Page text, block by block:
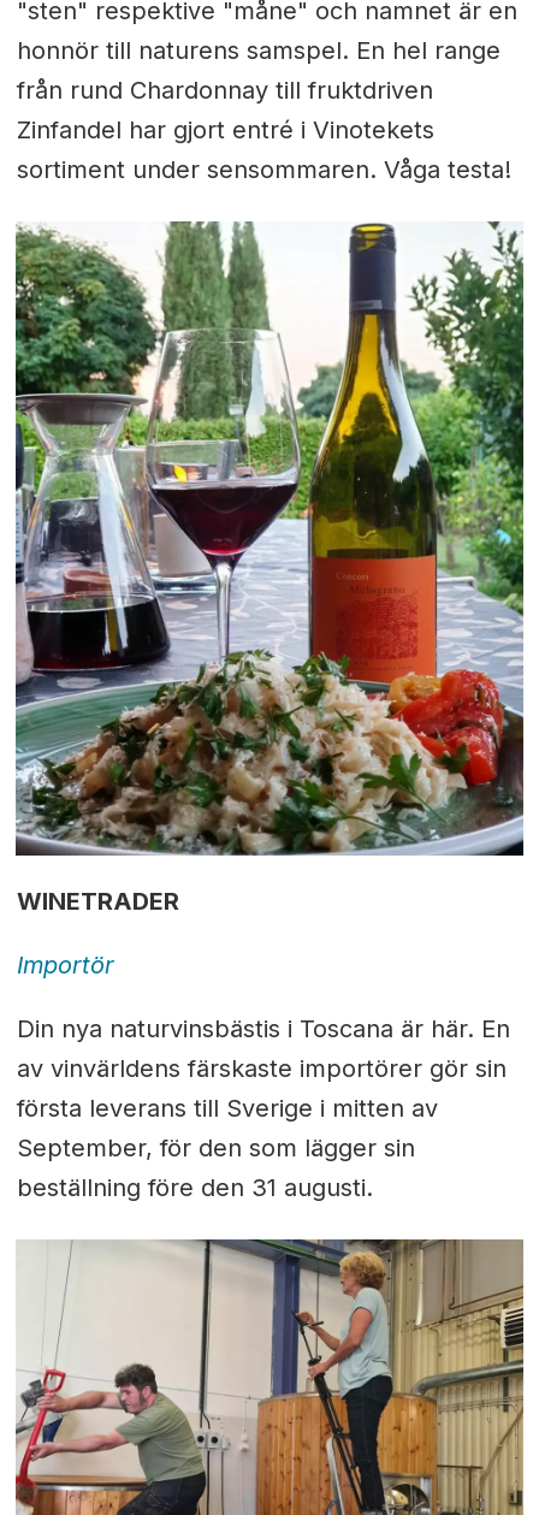
"sten" respektive "måne" och namnet är en
honnör till naturens samspel. En hel range
från rund Chardonnay till fruktdriven
Zinfandel har gjort entré i Vinotekets
sortiment under sensommaren. Våga testa!
WINETRADER
Importör
Din nya naturvinsbästis i Toscana är här. En
av vinvärldens färskaste importörer gör sin
första leverans till Sverige i mitten av
September, för den som lägger sin
beställning före den 31 augusti.